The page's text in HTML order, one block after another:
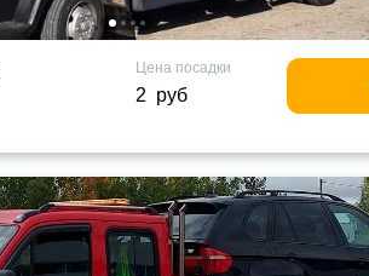
Цена посадки
2 руб